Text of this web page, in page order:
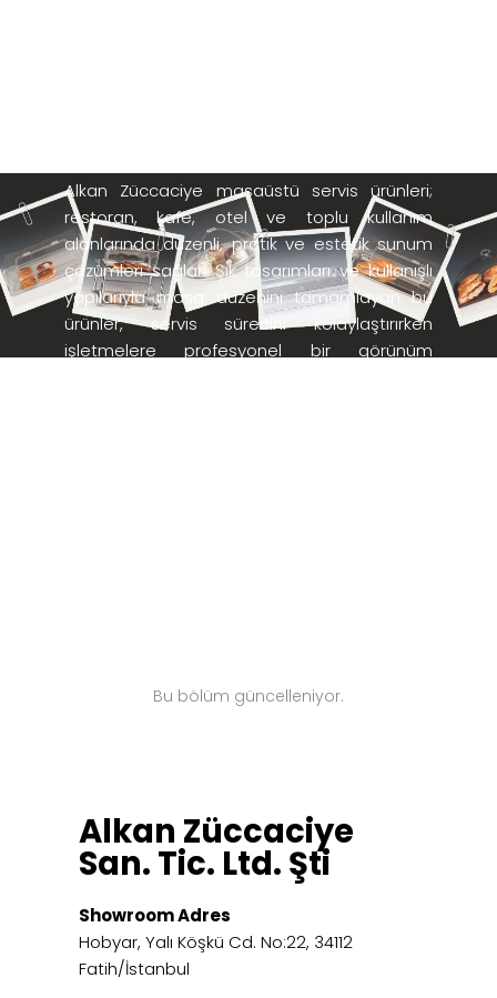
Alkan Züccaciye masaüstü servis ürünleri;
restoran, kafe, otel ve toplu kullanım
alanlarında düzenli, pratik ve estetik sunum
çözümleri sağlar. Şık tasarımları ve kullanışlı
yapılarıyla masa düzenini tamamlayan bu
ürünler, servis sürecini kolaylaştırırken
işletmelere profesyonel bir görünüm
Bu bölüm güncelleniyor.
Alkan Züccaciye
San. Tic. Ltd. Şti
Showroom Adres
Hobyar, Yalı Köşkü Cd. No:22, 34112
Fatih/İstanbul